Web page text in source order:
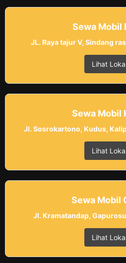
Sewa Mobil
JL. Raya tajur V, Sindang
Lihat
Sewa Mobil
Jl. Sosrokartono, Kudus,
Lihat
Sewa Mobil
Jl. Kramatandap,
Lihat